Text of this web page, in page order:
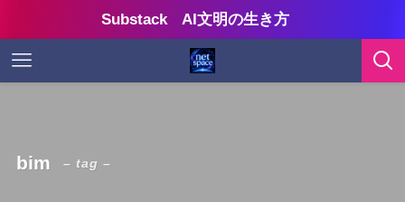
Substack AI文明の生き方
bim – tag –